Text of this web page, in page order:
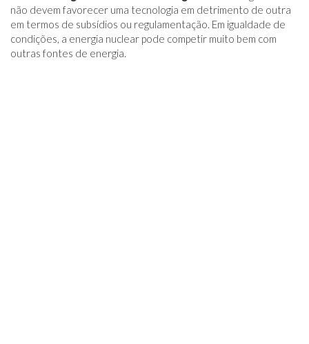
não devem favorecer uma tecnologia em detrimento de outra
em termos de subsídios ou regulamentação. Em igualdade de
condições, a energia nuclear pode competir muito bem com
outras fontes de energia.